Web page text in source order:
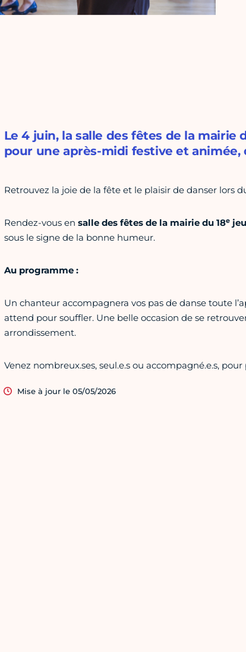
Le 4 juin, la salle des fêtes de la mairie
pour une après-midi festive et animée,
Retrouvez la joie de la fête et le plaisir de danser lors
Rendez-vous en salle des fêtes de la mairie du 18e
sous le signe de la bonne humeur.
Au programme :
Un chanteur accompagnera vos pas de danse toute
attend pour souffler. Une belle occasion de se
arrondissement.
Venez nombreux.ses, seul.e.s ou accompagné.e.s,
Mise à jour le 05/05/2026